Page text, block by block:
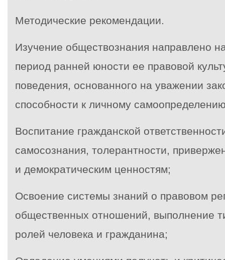
Методические рекомендации.
Изучение обществознания направлено
период ранней юности ее правовой
поведения, основанного на уважении
способности к личному
Воспитание гражданской
самосознания, толерантности,
и демократическим ценностям;
Освоение системы знаний о правовом
общественных отношений, выполнение
ролей человека и гражданина;